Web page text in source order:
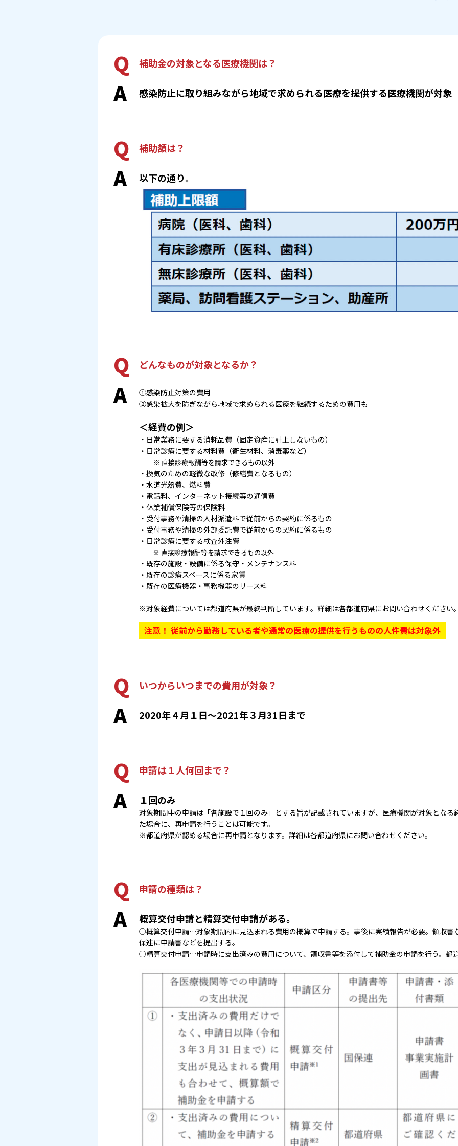
Q 補助金の対象となる医療機関は？
A 感染防止に取り組みながら地域で求められる医療を提供する医療機関が対象
Q 補助額は？
A 以下の通り。
Q どんなものが対象となるか？
A
①感染防止対策の費用
②感染拡大を防ぎながら地域で求められる医療を継続するための費用も
＜経費の例＞
・日常業務に要する消耗品費（固定資産に計上しないもの）
・日常診療に要する材料費（衛生材料、消毒薬など）
※ 直接診療報酬等を請求できるもの以外
・換気のための軽微な改修（修繕費となるもの）
・水道光熱費、燃料費
・電話料、インターネット接続等の通信費
・休業補償保険等の保険料
・受付事務や清掃の人材派遣料で従前からの契約に係るもの
・受付事務や清掃の外部委託費で従前からの契約に係るもの
・日常診療に要する検査外注費
※ 直接診療報酬等を請求できるもの以外
・既存の施設・設備に係る保守・メンテナンス料
・既存の診療スペースに係る家賃
・既存の医療機器・事務機器のリース料
※対象経費については都道府県が最終判断しています。詳細は各都道府県にお問い合わせください
注意！ 従前から勤務している者や通常の医療の提供を行うものの人件費は対象外
Q いつからいつまでの費用が対象？
A 2020年４月１日～2021年３月31日まで
Q 申請は１人何回まで？
A １回のみ
対象期間中の申請は「各施設で１回のみ」とする旨が記載されていますが、医療機関が対象とな
た場合に、再申請を行うことは可能です。
※都道府県が認める場合に再申請となります。詳細は各都道府県にお問い合わせください。
Q 申請の種類は？
A 概算交付申請と精算交付申請がある。
○概算交付申請…対象期間内に見込まれる費用の概算で申請する。事後に実績報告が必要。領収書
保連に申請書などを提出する。
○精算交付申請…申請時に支出済みの費用について、領収書等を添付して補助金の申請を行う。都